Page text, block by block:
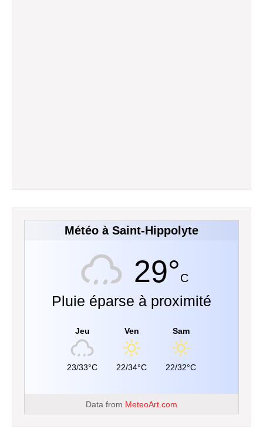
Météo à Saint-Hippolyte
29°C
Pluie éparse à proximité
Jeu
23/33°C
Ven
22/34°C
Sam
22/32°C
Data from MeteoArt.com